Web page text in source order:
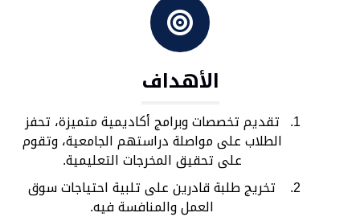
الأهداف
تقديم تخصصات وبرامج أكاديمية متميزة، تحفز
الطلاب على مواصلة دراستهم الجامعية، وتقوم
على تحقيق المخرجات التعليمية.
تخريج طلبة قادرين على تلبية احتياجات سوق
العمل والمنافسة فيه.